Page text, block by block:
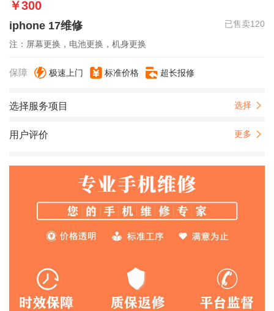
￥300
iphone 17维修 已售卖120
注：屏幕更换，电池更换，机身更换
保障 极速上门 标准价格 超长报修
选择服务项目 选择
用户评价 更多